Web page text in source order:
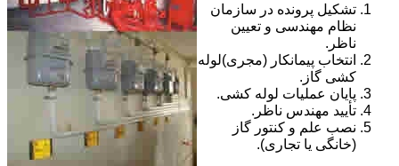
تشکیل پرونده در سازمان
نظام مهندسی و تعیین
ناظر.
انتخاب پیمانکار (مجری)لوله
کشی گاز.
پایان عملیات لوله کشی.
تأیید مهندس ناظر.
نصب علم و کنتور گاز
(خانگی یا تجاری).